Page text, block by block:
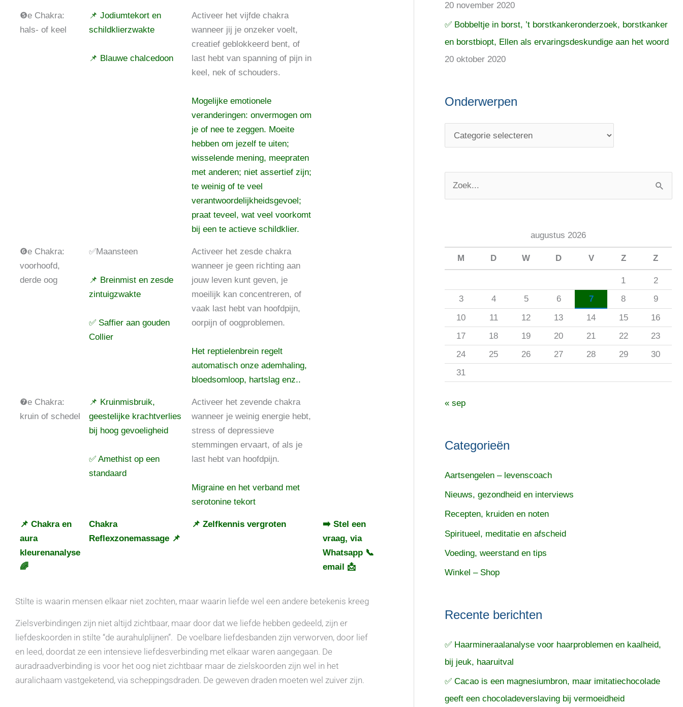
❺e Chakra:
hals- of keel
📌 Jodiumtekort en
schildklierzwakte
📌 Blauwe chalcedoon
Activeer het vijfde chakra
wanneer jij je onzeker voelt,
creatief geblokkeerd bent, of
last hebt van spanning of pijn in
keel, nek of schouders.
Mogelijke emotionele
veranderingen: onvermogen om
je of nee te zeggen. Moeite
hebben om jezelf te uiten;
wisselende mening, meepraten
met anderen; niet assertief zijn;
te weinig of te veel
verantwoordelijkheidsgevoel;
praat teveel, wat veel voorkomt
bij een te actieve schildklier.
❻e Chakra:
voorhoofd,
derde oog
✅Maansteen
📌 Breinmist en zesde
zintuigzwakte
✅ Saffier aan gouden
Collier
Activeer het zesde chakra
wanneer je geen richting aan
jouw leven kunt geven, je
moeilijk kan concentreren, of
vaak last hebt van hoofdpijn,
oorpijn of oogproblemen.
Het reptielenbrein regelt
automatisch onze ademhaling,
bloedsomloop, hartslag enz..
❼e Chakra:
kruin of schedel
📌 Kruinmisbruik,
geestelijke krachtverlies
bij hoog gevoeligheid
✅ Amethist op een
standaard
Activeer het zevende chakra
wanneer je weinig energie hebt,
stress of depressieve
stemmingen ervaart, of als je
last hebt van hoofdpijn.
Migraine en het verband met
serotonine tekort
📌 Chakra en
aura
kleurenanalyse
🌈
Chakra
Reflexzonemassage 📌
📌 Zelfkennis vergroten
➡️ Stel een
vraag, via
Whatsapp 📞
email 📩
Stilte is waarin mensen elkaar niet zochten, maar waarin liefde wel een andere betekenis kreeg
Zielsverbindingen zijn niet altijd zichtbaar, maar door dat we liefde hebben gedeeld, zijn er
liefdeskoorden in stilte “de aurahulplijnen”. De voelbare liefdesbanden zijn verworven, door lief
en leed, doordat ze een intensieve liefdesverbinding met elkaar waren aangegaan. De
auradraadverbinding is voor het oog niet zichtbaar maar de zielskoorden zijn wel in het
auralichaam vastgeketend, via scheppingsdraden. De geweven draden moeten wel zuiver zijn.
20 november 2020
✅ Bobbeltje in borst, ’t borstkankeronderzoek, borstkanker
en borstbiopt, Ellen als ervaringsdeskundige aan het woord
20 oktober 2020
Onderwerpen
a
r
:
augustus 2026
M D W D V Z Z
1
2
3
4 5 6 7 8
9
10
11 12 13 14 15
16
17
18 19 20 21 22
23
24
25 26 27 28 29
30
31
« sep
Categorieën
Aartsengelen – levenscoach
Nieuws, gezondheid en interviews
Recepten, kruiden en noten
Spiritueel, meditatie en afscheid
Voeding, weerstand en tips
Winkel – Shop
Recente berichten
✅ Haarmineraalanalyse voor haarproblemen en kaalheid,
bij jeuk, haaruitval
✅ Cacao is een magnesiumbron, maar imitatiechocolade
geeft een chocoladeverslaving bij vermoeidheid